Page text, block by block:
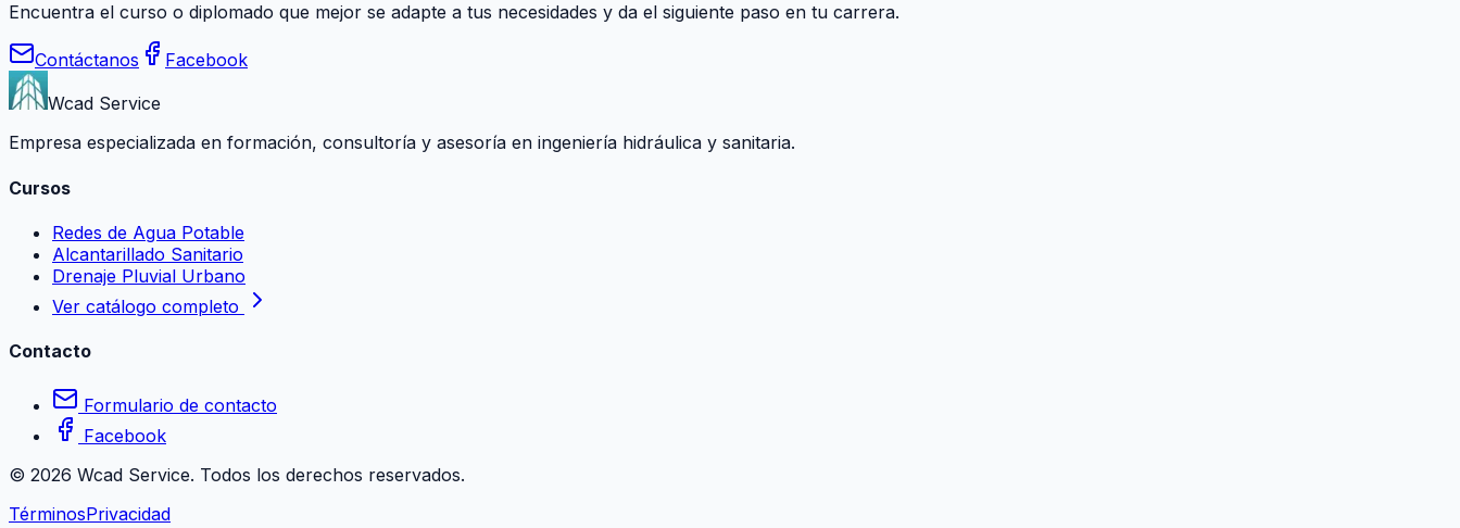
Encuentra el curso o diplomado que mejor se adapte a tus necesidades y da el siguiente paso en tu carrera.
Contáctanos
Facebook
Wcad Service
Empresa especializada en formación, consultoría y asesoría en ingeniería hidráulica y sanitaria.
Cursos
Redes de Agua Potable
Alcantarillado Sanitario
Drenaje Pluvial Urbano
Ver catálogo completo
Contacto
Formulario de contacto
Facebook
© 2026 Wcad Service. Todos los derechos reservados.
TérminosPrivacidad